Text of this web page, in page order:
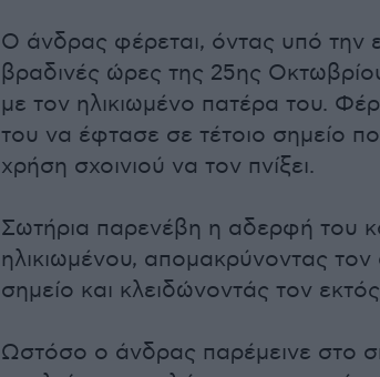
Ο άνδρας φέρεται, όντας υπό την
βραδινές ώρες της 25ης
με τον ηλικιωμένο πατέρα του.
του να έφτασε σε τέτοιο σημείο
χρήση σχοινιού να τον πνίξει.
Σωτήρια παρενέβη η αδερφή του
ηλικιωμένου, απομακρύνοντας
σημείο και κλειδώνοντάς τον εκτός
Ωστόσο ο άνδρας παρέμεινε στο